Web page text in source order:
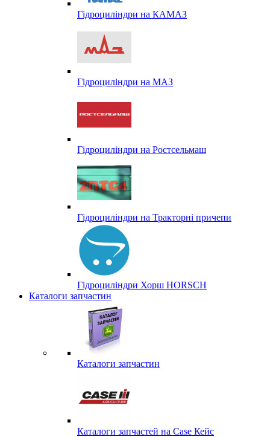
Гідроциліндри на КАМАЗ
Гідроциліндри на МАЗ
Гідроциліндри на Ростсельмаш
Гідроциліндри на Тракторні причепи
Гідроциліндри Хорш HORSCH
Каталоги запчастин
Каталоги запчастин
Каталоги запчастей на Case Кейс